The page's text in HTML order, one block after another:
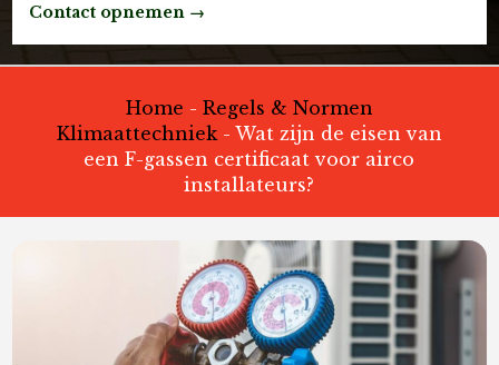
Contact opnemen →
Home - Regels & Normen
Klimaattechniek- Wat zijn de eisen van
een F-gassen certificaat voor airco
installateurs?